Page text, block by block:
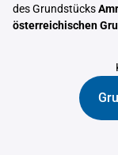
des Grundstücks
österreichischen